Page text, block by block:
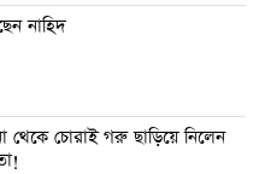
নাহিদ
থেকে চোরাই গরু ছাড়িয়ে নিলেন